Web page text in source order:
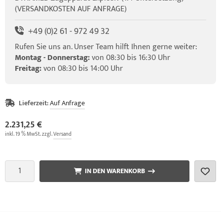
(VERSANDKOSTEN AUF ANFRAGE)
+49 (0)2 61 - 972 49 32
Rufen Sie uns an. Unser Team hilft Ihnen gerne weiter:
Montag - Donnerstag:von 08:30 bis 16:30 Uhr
Freitag:von 08:30 bis 14:00 Uhr
Lieferzeit:Auf Anfrage
2.231,25 €
inkl. 19 % MwSt. zzgl.Versand
IN DEN WARENKORB